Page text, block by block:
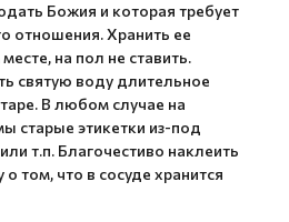
Божия и которая требует
отношения. Хранить ее
на пол не ставить.
святую воду длительное
В любом случае на
старые этикетки из-под
т.п. Благочестиво наклеить
том, что в сосуде хранится